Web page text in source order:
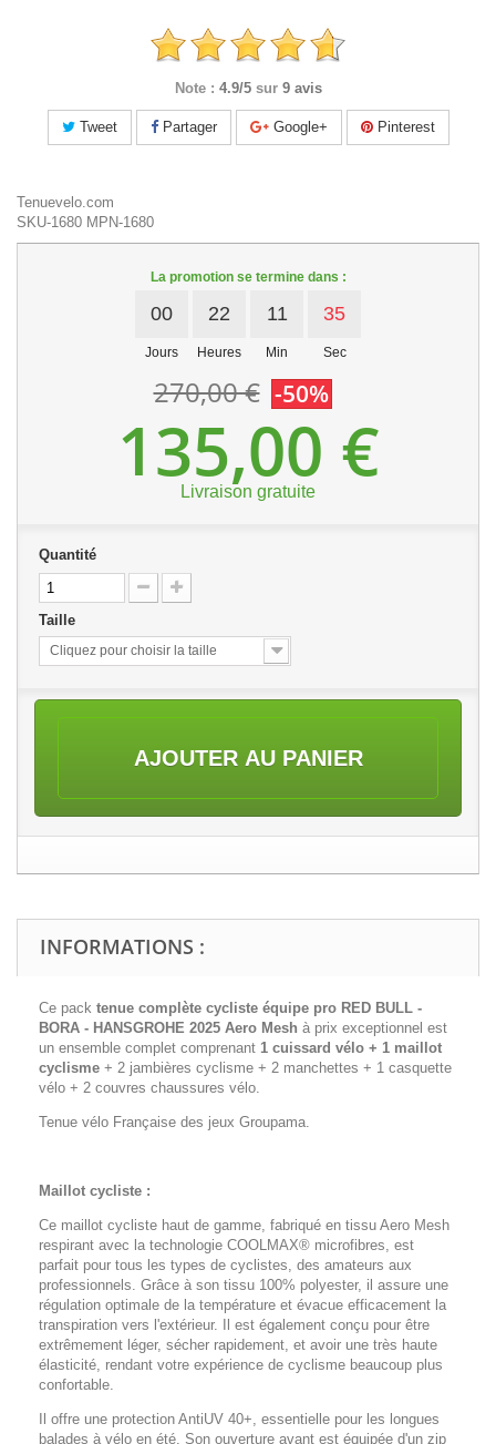
Note : 4.9/5 sur 9 avis
Tweet Partager Google+ Pinterest
Tenuevelo.com
SKU-1680 MPN-1680
La promotion se termine dans :
00
Jours
22
Heures
11
Min
35
Sec
270,00 € -50%
135,00 €
Livraison gratuite
Quantité
Taille
Cliquez pour choisir la taille
AJOUTER AU PANIER
INFORMATIONS :
Ce pack tenue complète cycliste équipe pro RED BULL -
BORA - HANSGROHE 2025 Aero Mesh à prix exceptionnel est
un ensemble complet comprenant 1 cuissard vélo + 1 maillot
cyclisme + 2 jambières cyclisme + 2 manchettes + 1 casquette
vélo + 2 couvres chaussures vélo.
Tenue vélo Française des jeux Groupama.
Maillot cycliste :
Ce maillot cycliste haut de gamme, fabriqué en tissu Aero Mesh
respirant avec la technologie COOLMAX® microfibres, est
parfait pour tous les types de cyclistes, des amateurs aux
professionnels. Grâce à son tissu 100% polyester, il assure une
régulation optimale de la température et évacue efficacement la
transpiration vers l'extérieur. Il est également conçu pour être
extrêmement léger, sécher rapidement, et avoir une très haute
élasticité, rendant votre expérience de cyclisme beaucoup plus
confortable.
Il offre une protection AntiUV 40+, essentielle pour les longues
balades à vélo en été. Son ouverture avant est équipée d'un zip